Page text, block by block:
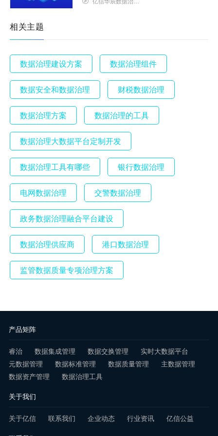
相关主题
数据治理建设方案 数据治理组件
数据安全和数据治理 财税数据治理
数据治理方案 数据治理的工具
数据治理大数据平台定制开发
数据治理工具有哪些 银行数据治理
电网数据治理 交警数据治理
政务数据治理融合平台建设
数据治理供应商 港口数据治理
监管数据质量专项治理方案
产品矩阵
睿治 数据集成管理 数据交换管理
实时大数据平台
元数据管理
数据标准管理 数据质量管理
主数据管理
数据资产管理
数据治理工具
关于我们
关于亿信 联系我们 企业动态 行业资讯 亿信公益